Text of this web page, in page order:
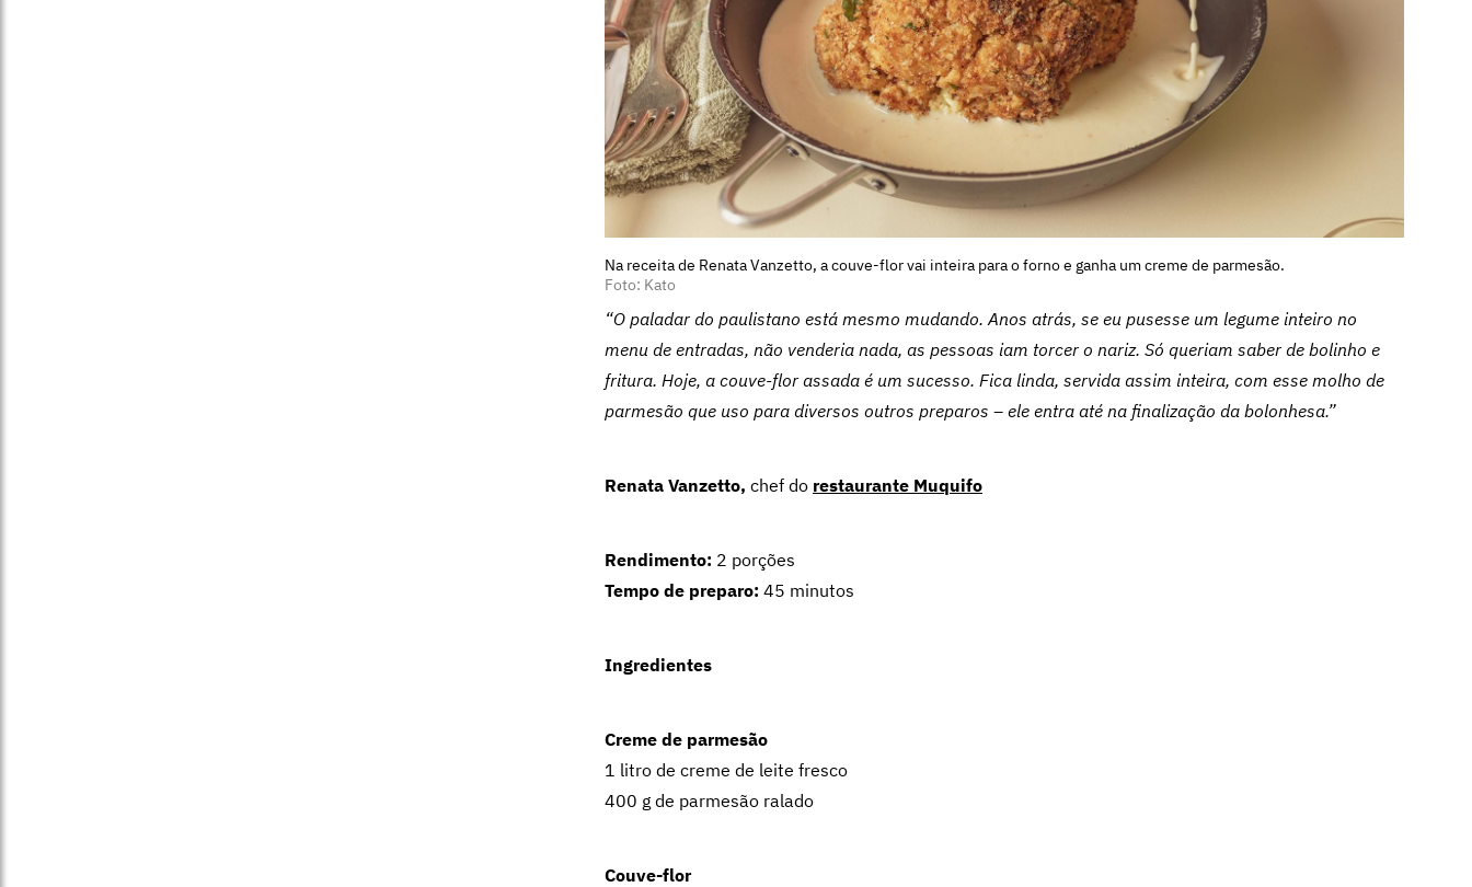
Na receita de Renata Vanzetto, a couve-flor vai inteira para o forno e ganha um creme de parmesão.
Foto: Kato
“O paladar do paulistano está mesmo mudando. Anos atrás, se eu pusesse um legume inteiro no
menu de entradas, não venderia nada, as pessoas iam torcer o nariz. Só queriam saber de bolinho e
fritura. Hoje, a couve-flor assada é um sucesso. Fica linda, servida assim inteira, com esse molho de
parmesão que uso para diversos outros preparos – ele entra até na finalização da bolonhesa.”
Renata Vanzetto, chef do restaurante Muquifo
Rendimento: 2 porções
Tempo de preparo: 45 minutos
Ingredientes
Creme de parmesão
1 litro de creme de leite fresco
400 g de parmesão ralado
Couve-flor